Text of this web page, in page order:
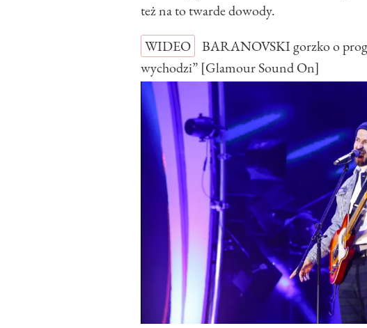
też na to twarde dowody.
WIDEO
BARANOVSKI gorzko o
wychodzi” [Glamour Sound On]